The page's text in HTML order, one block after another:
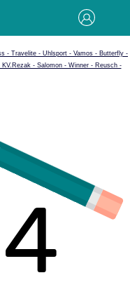
- Travelite - Uhlsport - Vamos - Butterfly -
- Salomon - Winner - Reusch -